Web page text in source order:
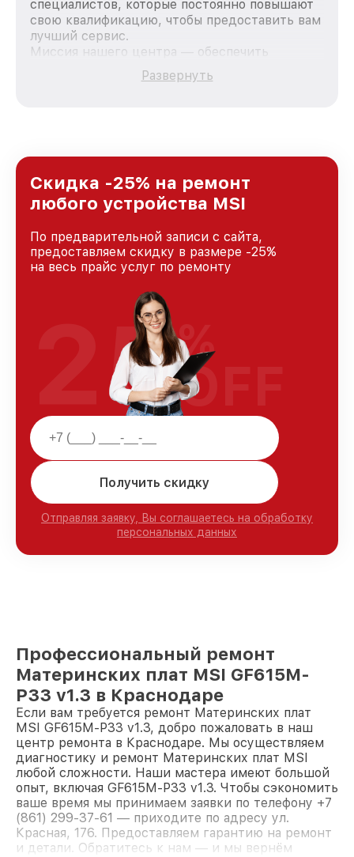
специалистов, которые постоянно повышают
свою квалификацию, чтобы предоставить вам
лучший сервис.
Миссия нашего центра — обеспечить
качественный и доступный ремонт для
каждого пользователя продукции MSI, вне
Краснодаре, постоянно повышая уровень
доверия и лояльности наших клиентов.
Развернуть
Скидка -25% на ремонт
любого устройства MSI
По предварительной записи с сайта,
предоставляем скидку в размере -25%
на весь прайс услуг по ремонту
Получить скидку
Отправляя заявку, Вы соглашаетесь на обработку
персональных данных
25%
OFF
Профессиональный ремонт
Материнских плат MSI GF615M-
P33 v1.3 в Краснодаре
Если вам требуется ремонт Материнских плат
MSI GF615M-P33 v1.3, добро пожаловать в наш
центр ремонта в Краснодаре. Мы осуществляем
диагностику и ремонт Материнских плат MSI
любой сложности. Наши мастера имеют большой
опыт, включая GF615M-P33 v1.3. Чтобы сэкономить
ваше время мы принимаем заявки по телефону +7
(861) 299-37-61 — приходите по адресу ул.
Красная, 176. Предоставляем гарантию на ремонт
и детали. Обратитесь к нам — и мы вернём